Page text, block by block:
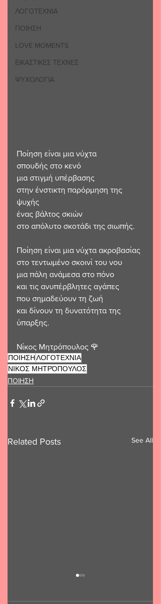
ΛΟΓΟΤΕΧΝΙΑ
ΠΟΙΗΣΗ
LOVE MOMENTS
ΕΙΚΑΣΤΙΚΕΣ ΤΕΧΝΕΣ
ΨΥΧΟΛΟΓΙΑ
Ποίηση είναι μια νύχτα
σπουδής στο κενό
μια στιγμή υπέρβασης
στην ένστικτη παρόρμηση της
ψυχής
ένας βάλτος σκιών
στο απόλυτο σκοτάδι της σιωπής.
Ποίηση είναι μια νύχτα ακροβασίας
στο τεντωμένο σκοινί του νου
μια πάλη ανάμεσα στο πόνο
και τις ανυπέρβλητες αγάπες
που σημαδεύουν τη ζωή
και δίνουν τη δυνατότητα της
ύπαρξης.
Νίκος Μητρόπουλος 🌹
ΠΟΙΗΣΗΛΟΓΟΤΕΧΝΙΑ
ΝΙΚΟΣ ΜΗΤΡΌΠΟΥΛΟΣ
ΠΟΙΗΣΗ
Related Posts See All